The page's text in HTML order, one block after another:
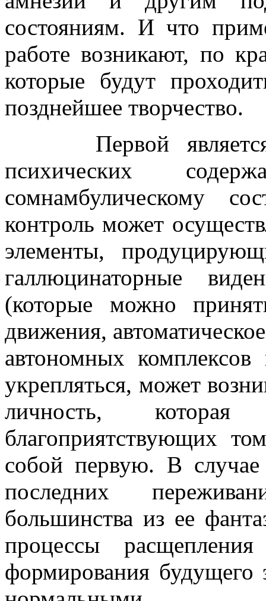
состояниям. И что
работе возникают, по
которые будут
позднейшее творчество.
Первой является
психических
сомнамбулическому
контроль может
элементы,
галлюцинаторные
(которые можно
движения,
автономных
укрепляться, может
личность,
благоприятствующих
собой первую. В
последних
большинства из ее
процессы
формирования будущего